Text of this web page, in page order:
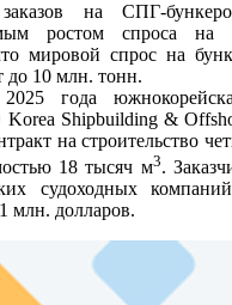
на СПГ-
ростом спроса на
мировой спрос на
до 10 млн. тонн.
года
Shipbuilding &
на строительство
18 тысяч м3.
судоходных
млн. долларов.